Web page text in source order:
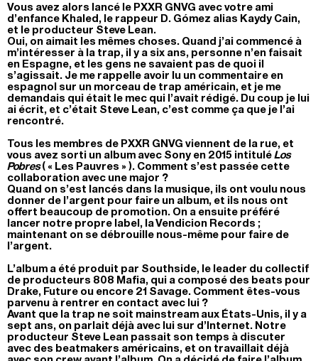
Vous avez alors lancé le PXXR GNVG avec votre ami
d’enfance Khaled, le rappeur D. Gómez alias Kaydy Cain,
et le producteur Steve Lean.
Oui, on aimait les mêmes choses. Quand j’ai commencé à
m’intéresser à la trap, il y a six ans, personne n’en faisait
en Espagne, et les gens ne savaient pas de quoi il
s’agissait. Je me rappelle avoir lu un commentaire en
espagnol sur un morceau de trap américain, et je me
demandais qui était le mec qui l’avait rédigé. Du coup je lui
ai écrit, et c’était Steve Lean, c’est comme ça que je l’ai
rencontré.
Tous les membres de PXXR GNVG viennent de la rue, et
vous avez sorti un album avec Sony en 2015 intituléLos
Pobres( « Les Pauvres » ). Comment s’est passée cette
collaboration avec une major ?
Quand on s’est lancés dans la musique, ils ont voulu nous
donner de l’argent pour faire un album, et ils nous ont
offert beaucoup de promotion. On a ensuite préféré
lancer notre propre label, la Vendicion Records ;
maintenant on se débrouille nous-même pour faire de
l’argent.
L’album a été produit par Southside, le leader du collectif
de producteurs 808 Mafia, qui a composé des beats pour
Drake, Future ou encore 21 Savage. Comment êtes-vous
parvenu à rentrer en contact avec lui ?
Avant que la trap ne soit mainstream aux États-Unis, il y a
sept ans, on parlait déjà avec lui sur d’Internet. Notre
producteur Steve Lean passait son temps à discuter
avec des beatmakers américains, et on travaillait déjà